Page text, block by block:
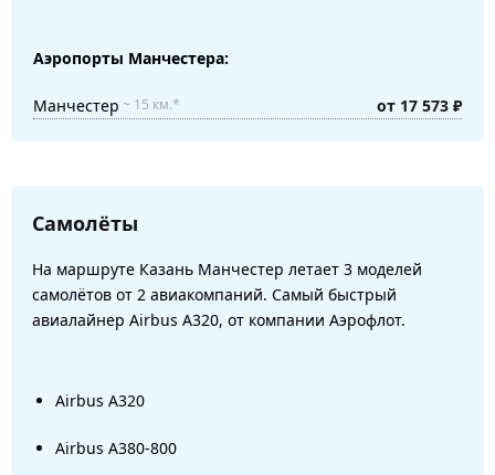
Аэропорты Манчестера:
Манчестер ~ 15 км.* от 17 573 ₽
Самолёты
На маршруте Казань Манчестер летает 3 моделей
самолётов от 2 авиакомпаний. Самый быстрый
авиалайнер Airbus A320, от компании Аэрофлот.
Airbus A320
Airbus A380-800